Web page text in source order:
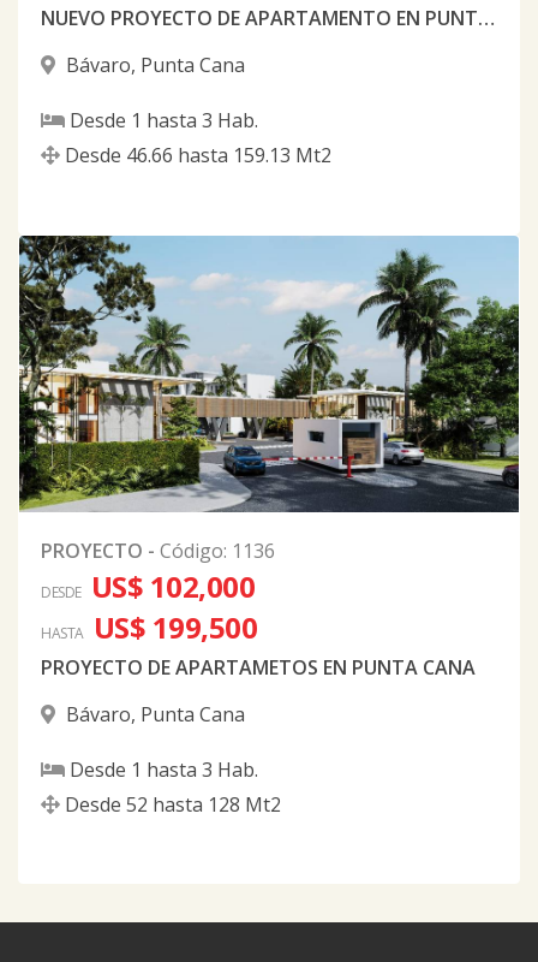
NUEVO PROYECTO DE APARTAMENTO EN PUNTA CANA
Bávaro, Punta Cana
Desde 1 hasta 3 Hab.
Desde 46.66 hasta 159.13 Mt2
PROYECTO - Código: 1136
DESDE US$ 102,000
HASTA US$ 199,500
PROYECTO DE APARTAMETOS EN PUNTA CANA
Bávaro, Punta Cana
Desde 1 hasta 3 Hab.
Desde 52 hasta 128 Mt2